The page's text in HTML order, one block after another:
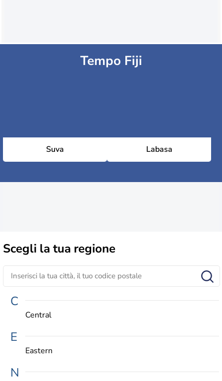
Tempo Fiji
Suva Labasa
Scegli la tua regione
C
Central
E
Eastern
N